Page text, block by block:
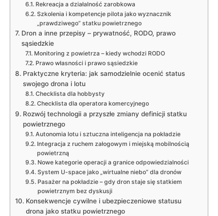
Rekreacja a działalność zarobkowa
Szkolenia i kompetencje pilota jako wyznacznik
„prawdziwego” statku powietrznego
Dron a inne przepisy – prywatność, RODO, prawo
sąsiedzkie
Monitoring z powietrza – kiedy wchodzi RODO
Prawo własności i prawo sąsiedzkie
Praktyczne kryteria: jak samodzielnie ocenić status
swojego drona i lotu
Checklista dla hobbysty
Checklista dla operatora komercyjnego
Rozwój technologii a przyszłe zmiany definicji statku
powietrznego
Autonomia lotu i sztuczna inteligencja na pokładzie
Integracja z ruchem załogowym i miejską mobilnością
powietrzną
Nowe kategorie operacji a granice odpowiedzialności
System U-space jako „wirtualne niebo” dla dronów
Pasażer na pokładzie – gdy dron staje się statkiem
powietrznym bez dyskusji
Konsekwencje cywilne i ubezpieczeniowe statusu
drona jako statku powietrznego